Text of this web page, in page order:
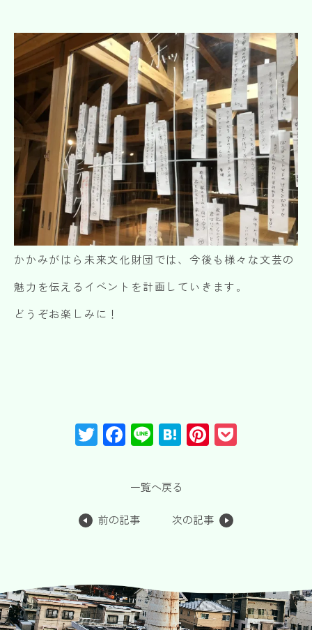
かかみがはら未来文化財団では、今後も様々な文芸の
魅力を伝えるイベントを計画していきます。
どうぞお楽しみに！
T
wi
F
a
c
e
b
k
Li
n
e
H
at
a
Pi
nt
st
前の記事
一覧へ戻る
次の記事